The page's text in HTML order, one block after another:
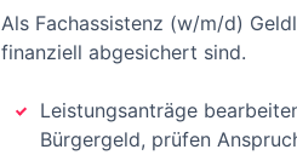
Als Fachassistenz (w/m/d)
finanziell abgesichert sind.
Leistungsanträge
Bürgergeld, prüfen